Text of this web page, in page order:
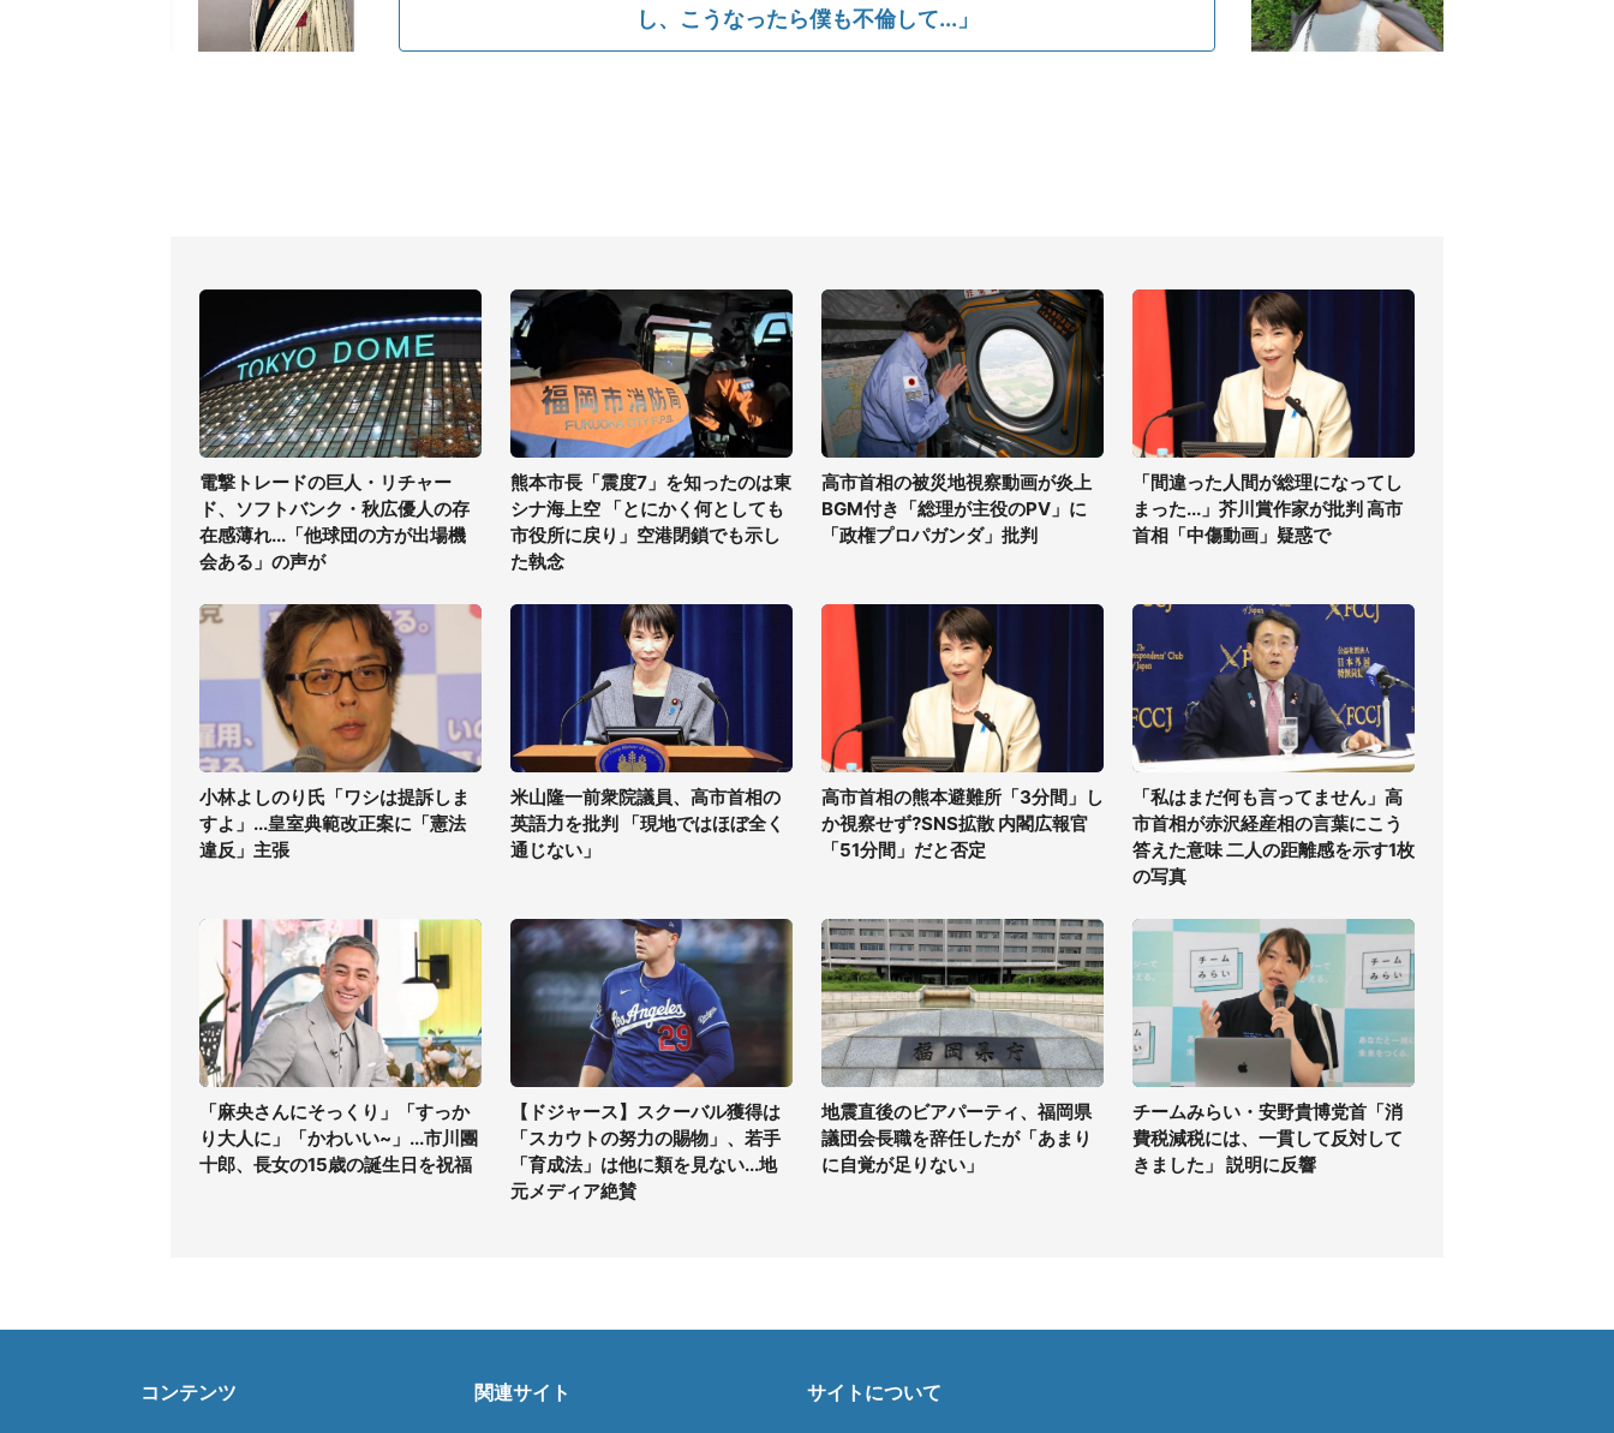
し、こうなったら僕も不倫して...」
電撃トレードの巨人・リチャー
ド、ソフトバンク・秋広優人の存
在感薄れ...「他球団の方が出場機
会ある」の声が
熊本市長「震度7」を知ったのは東
シナ海上空 「とにかく何としても
市役所に戻り」空港閉鎖でも示し
た執念
高市首相の被災地視察動画が炎上
BGM付き「総理が主役のPV」に
「政権プロパガンダ」批判
「間違った人間が総理になってし
まった...」芥川賞作家が批判 高市
首相「中傷動画」疑惑で
小林よしのり氏「ワシは提訴しま
すよ」...皇室典範改正案に「憲法
違反」主張
米山隆一前衆院議員、高市首相の
英語力を批判 「現地ではほぼ全く
通じない」
高市首相の熊本避難所「3分間」し
か視察せず?SNS拡散 内閣広報官
「51分間」だと否定
「私はまだ何も言ってません」高
市首相が赤沢経産相の言葉にこう
答えた意味 二人の距離感を示す1枚
の写真
「麻央さんにそっくり」「すっか
り大人に」「かわいい~」...市川團
十郎、長女の15歳の誕生日を祝福
【ドジャース】スクーバル獲得は
「スカウトの努力の賜物」、若手
「育成法」は他に類を見ない...地
元メディア絶賛
地震直後のビアパーティ、福岡県
議団会長職を辞任したが「あまり
に自覚が足りない」
チームみらい・安野貴博党首「消
費税減税には、一貫して反対して
きました」 説明に反響
コンテンツ 関連サイト サイトについて